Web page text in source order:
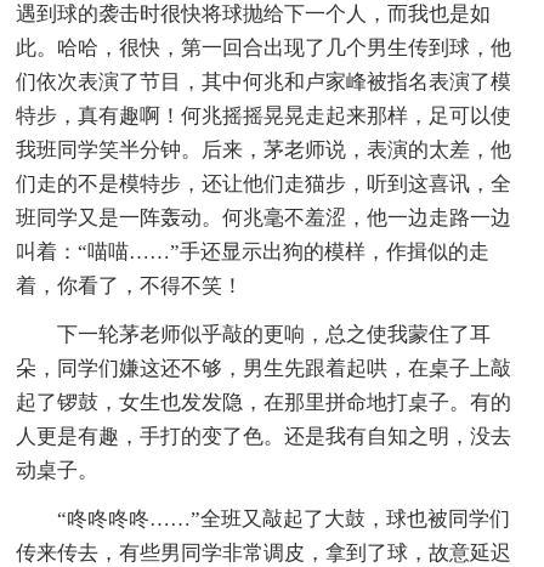
遇到球的袭击时很快将球抛给下一个人，而我也是如
此。哈哈，很快，第一回合出现了几个男生传到球，他
们依次表演了节目，其中何兆和卢家峰被指名表演了模
特步，真有趣啊！何兆摇摇晃晃走起来那样，足可以使
我班同学笑半分钟。后来，茅老师说，表演的太差，他
们走的不是模特步，还让他们走猫步，听到这喜讯，全
班同学又是一阵轰动。何兆毫不羞涩，他一边走路一边
叫着：“喵喵……”手还显示出狗的模样，作揖似的走
着，你看了，不得不笑！
下一轮茅老师似乎敲的更响，总之使我蒙住了耳
朵，同学们嫌这还不够，男生先跟着起哄，在桌子上敲
起了锣鼓，女生也发发隐，在那里拼命地打桌子。有的
人更是有趣，手打的变了色。还是我有自知之明，没去
动桌子。
“咚咚咚咚……”全班又敲起了大鼓，球也被同学们
传来传去，有些男同学非常调皮，拿到了球，故意延迟